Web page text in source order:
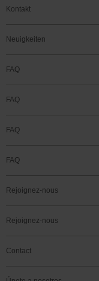
Kontakt
Neuigkeiten
FAQ
FAQ
FAQ
FAQ
Rejoignez-nous
Rejoignez-nous
Contact